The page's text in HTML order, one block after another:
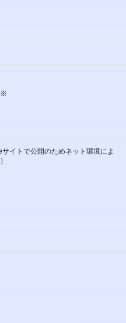
※
イトで公開のためネット環境によ